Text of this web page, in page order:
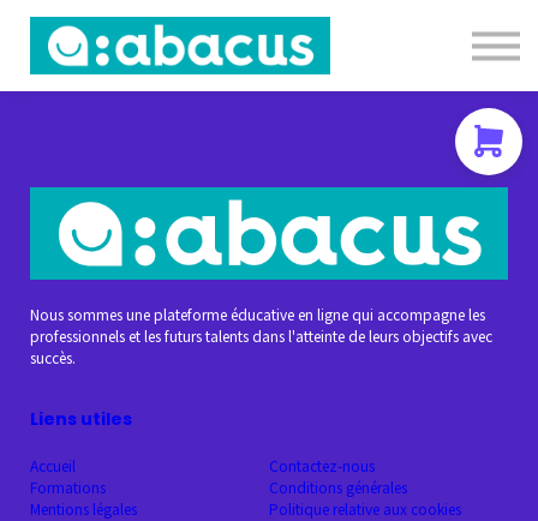
Nous contacter
About us
Se connecter
Nous sommes une plateforme éducative en ligne qui accompagne les
professionnels et les futurs talents dans l'atteinte de leurs objectifs avec
succès.
Liens utiles
Accueil
Contactez-nous
Formations
Conditions générales
Mentions légales
Politique relative aux cookies